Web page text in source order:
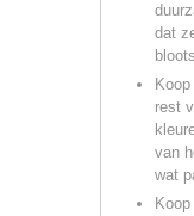
dat
rest
van
wat